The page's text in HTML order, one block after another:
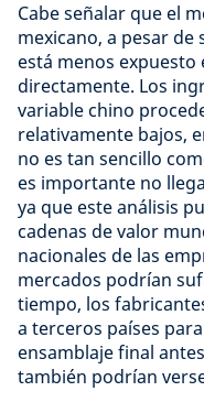
Cabe señalar que el
mexicano, a pesar
está menos expuesto
directamente. Los
variable chino
relativamente bajos,
no es tan sencillo
es importante no
ya que este análisis
cadenas de valor
nacionales de las
mercados podrían
tiempo, los
a terceros países
ensamblaje final
también podrían